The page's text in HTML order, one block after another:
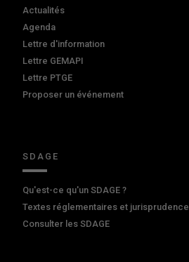
Actualités
Agenda
Lettre d'information
Lettre GEMAPI
Lettre PTGE
Proposer un événement
SDAGE
Qu'est-ce qu'un SDAGE ?
Textes réglementaires et jurisprudence
Consulter les SDAGE